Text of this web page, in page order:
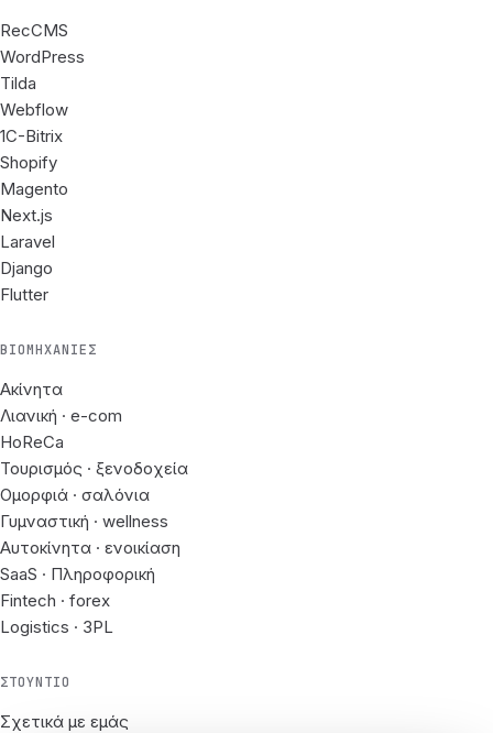
RecCMS
WordPress
Tilda
Webflow
1C-Bitrix
Shopify
Magento
Next.js
Laravel
Django
Flutter
ΒΙΟΜΗΧΑΝΊΕΣ
Ακίνητα
Λιανική · e-com
HoReCa
Τουρισμός · ξενοδοχεία
Ομορφιά · σαλόνια
Γυμναστική · wellness
Αυτοκίνητα · ενοικίαση
SaaS · Πληροφορική
Fintech · forex
Logistics · 3PL
ΣΤΟΎΝΤΙΟ
Σχετικά με εμάς